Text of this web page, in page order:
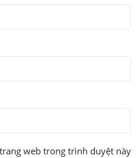
web trong trình duyệt này